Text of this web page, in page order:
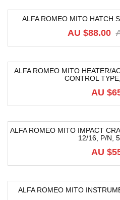
ALFA ROMEO MITO HATCH
AU $88.00
ALFA ROMEO MITO HEATER/
CONTROL
AU $
ALFA ROMEO MITO IMPACT
12/16, P/N,
AU $
ALFA ROMEO MITO